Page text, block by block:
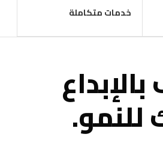
خدمات متكاملة
للنمو.